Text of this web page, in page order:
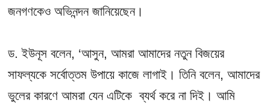
জনগণকেও অভিনন্দন জানিয়েছেন।
ড. ইউনূস বলেন, ‘আসুন, আমরা আমাদের নতুন বিজয়ের
সাফল্যকে সর্বোত্তম উপায়ে কাজে লাগাই। তিনি বলেন, আমাদের
ভুলের কারণে আমরা যেন এটিকে ব্যর্থ করে না দিই। আমি